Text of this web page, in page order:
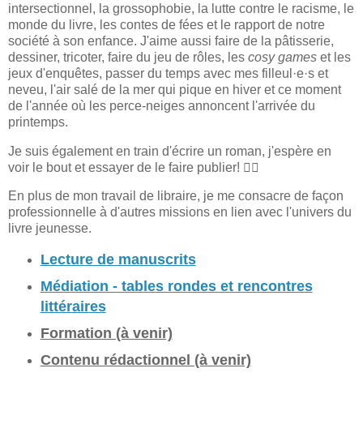
intersectionnel, la grossophobie, la lutte contre le racisme, le
monde du livre, les contes de fées et le rapport de notre
société à son enfance. J'aime aussi faire de la pâtisserie,
dessiner, tricoter, faire du jeu de rôles, les cosy games et les
jeux d'enquêtes, passer du temps avec mes filleul·e·s et
neveu, l'air salé de la mer qui pique en hiver et ce moment
de l'année où les perce-neiges annoncent l'arrivée du
printemps.
Je suis également en train d'écrire un roman, j'espère en
voir le bout et essayer de le faire publier! 🧜‍♀️
En plus de mon travail de libraire, je me consacre de façon
professionnelle à d'autres missions en lien avec l'univers du
livre jeunesse.
Lecture de manuscrits
Médiation - tables rondes et rencontres
littéraires
Formation (à venir)
Contenu rédactionnel (à venir)